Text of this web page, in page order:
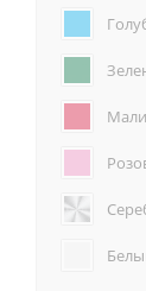
Каллы (